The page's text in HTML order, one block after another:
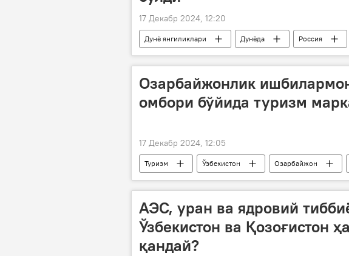
17 Декабр 2024, 12:20
Дунё янгиликлари Дунёда Россия
генерал
Озарбайжонлик
омбори бўйида туризм
17 Декабр 2024, 12:05
Туризм Ўзбекистон Озарбайжон
дам олиш маскани
АЭС, уран ва ядровий
Ўзбекистон ва Қозоғистон
қандай?